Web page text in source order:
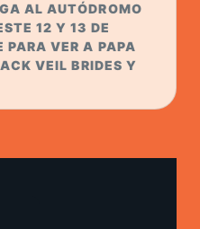
AL AUTÓDROMO
12 Y 13 DE
PARA VER A PAPA
VEIL BRIDES Y